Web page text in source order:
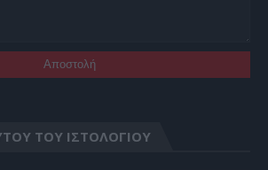
ΤΟΥ ΙΣΤΟΛΟΓΊΟΥ